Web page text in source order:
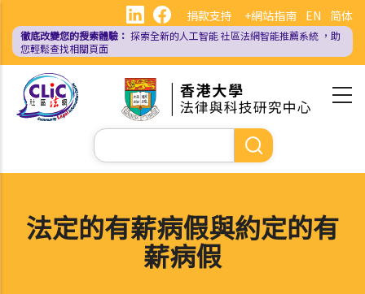
內
EN 简体
捐款支持 +網站指南
徹底改變您的搜索體驗： 探索全新的人工智能社區法網智能推薦系統 ，助
您輕鬆查找相關頁面
Search
法定的有薪病假與約定的有
薪病假